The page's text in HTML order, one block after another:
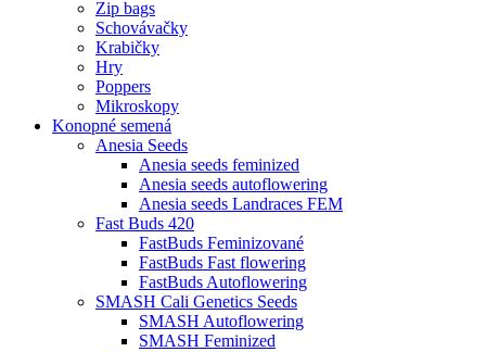
Zip bags
Schovávačky
Krabičky
Hry
Poppers
Mikroskopy
Konopné semená
Anesia Seeds
Anesia seeds feminized
Anesia seeds autoflowering
Anesia seeds Landraces FEM
Fast Buds 420
FastBuds Feminizované
FastBuds Fast flowering
FastBuds Autoflowering
SMASH Cali Genetics Seeds
SMASH Autoflowering
SMASH Feminized